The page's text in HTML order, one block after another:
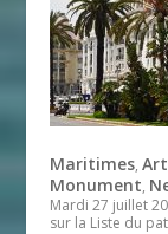
Maritimes,
Monument,
Mardi 27 juillet
sur la Liste du